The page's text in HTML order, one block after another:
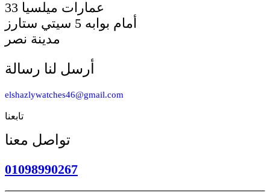
أمام بوابه 5 سيتي ستارز
مدينة نصر
أرسل لنا رسالة
elshazlywatches46@gmail.com
تابعنا
تواصل معنا
01098990267